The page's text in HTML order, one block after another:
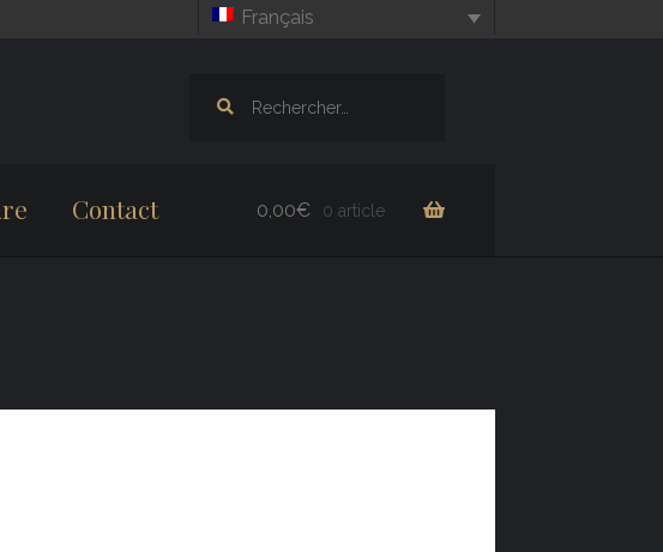
Français
Contact 0,00€ 0 article